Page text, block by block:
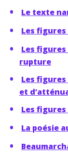
Le texte
Les
Les
rupture
Les figures
et
Les
La poésie